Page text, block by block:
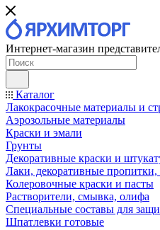
Интернет-магазин
Каталог
Лакокрасочные материалы и
Аэрозольные материалы
Краски и эмали
Грунты
Декоративные краски и
Лаки, декоративные
Колеровочные краски и пасты
Растворители, смывка, олифа
Специальные составы для
Шпатлевки готовые